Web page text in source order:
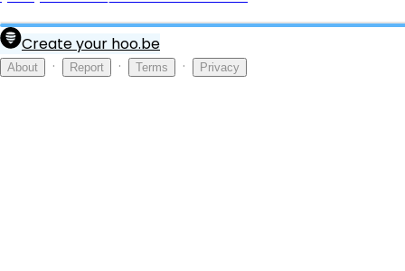
Create your hoo.be
About · Report · Terms · Privacy